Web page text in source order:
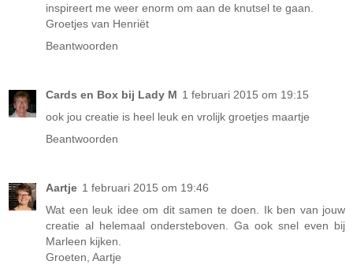
inspireert me weer enorm om aan de knutsel te gaan.
Groetjes van Henriët
Beantwoorden
Cards en Box bij Lady M 1 februari 2015 om 19:15
ook jou creatie is heel leuk en vrolijk groetjes maartje
Beantwoorden
Aartje 1 februari 2015 om 19:46
Wat een leuk idee om dit samen te doen. Ik ben van jouw
creatie al helemaal ondersteboven. Ga ook snel even bij
Marleen kijken.
Groeten, Aartje